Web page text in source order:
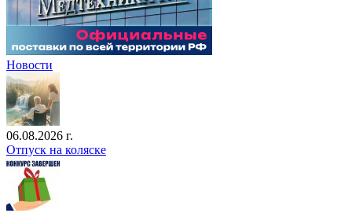
Новости
06.08.2026 г.
Отпуск на коляске